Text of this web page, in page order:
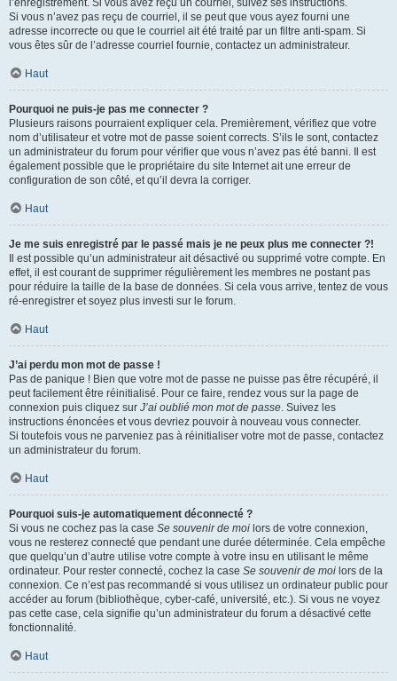
l’enregistrement. Si vous avez reçu un courriel, suivez ses instructions.
Si vous n’avez pas reçu de courriel, il se peut que vous ayez fourni une
adresse incorrecte ou que le courriel ait été traité par un filtre anti-spam. Si
vous êtes sûr de l’adresse courriel fournie, contactez un administrateur.
Haut
Pourquoi ne puis-je pas me connecter ?
Plusieurs raisons pourraient expliquer cela. Premièrement, vérifiez que votre
nom d’utilisateur et votre mot de passe soient corrects. S’ils le sont, contactez
un administrateur du forum pour vérifier que vous n’avez pas été banni. Il est
également possible que le propriétaire du site Internet ait une erreur de
configuration de son côté, et qu’il devra la corriger.
Haut
Je me suis enregistré par le passé mais je ne peux plus me connecter ?!
Il est possible qu’un administrateur ait désactivé ou supprimé votre compte. En
effet, il est courant de supprimer régulièrement les membres ne postant pas
pour réduire la taille de la base de données. Si cela vous arrive, tentez de vous
ré-enregistrer et soyez plus investi sur le forum.
Haut
J’ai perdu mon mot de passe !
Pas de panique ! Bien que votre mot de passe ne puisse pas être récupéré, il
peut facilement être réinitialisé. Pour ce faire, rendez vous sur la page de
connexion puis cliquez sur J’ai oublié mon mot de passe. Suivez les
instructions énoncées et vous devriez pouvoir à nouveau vous connecter.
Si toutefois vous ne parveniez pas à réinitialiser votre mot de passe, contactez
un administrateur du forum.
Haut
Pourquoi suis-je automatiquement déconnecté ?
Si vous ne cochez pas la case Se souvenir de moi lors de votre connexion,
vous ne resterez connecté que pendant une durée déterminée. Cela empêche
que quelqu’un d’autre utilise votre compte à votre insu en utilisant le même
ordinateur. Pour rester connecté, cochez la case Se souvenir de moi lors de la
connexion. Ce n’est pas recommandé si vous utilisez un ordinateur public pour
accéder au forum (bibliothèque, cyber-café, université, etc.). Si vous ne voyez
pas cette case, cela signifie qu’un administrateur du forum a désactivé cette
fonctionnalité.
Haut